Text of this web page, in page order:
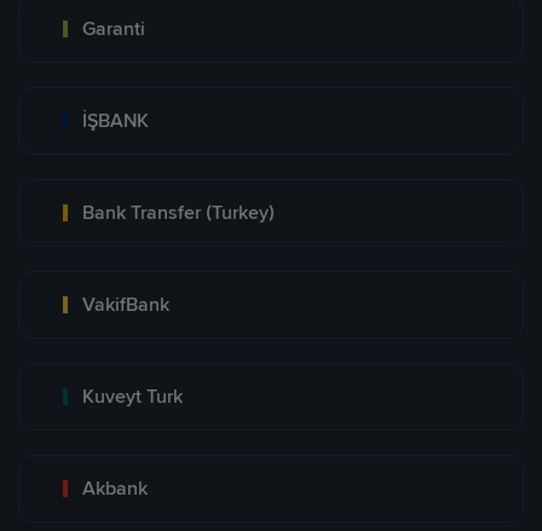
Garanti
İŞBANK
Bank Transfer (Turkey)
VakifBank
Kuveyt Turk
Akbank